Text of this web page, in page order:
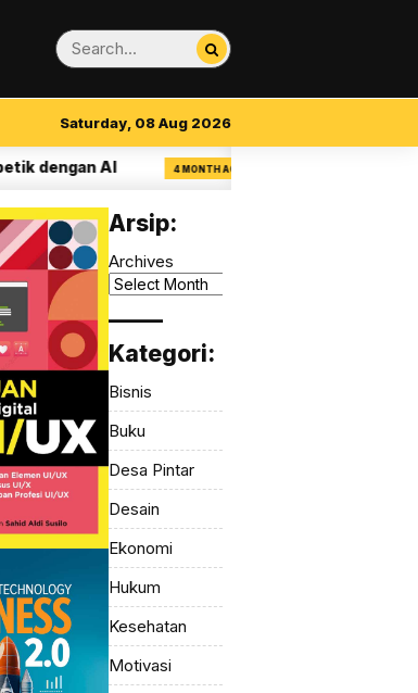
Saturday, 08 Aug 2026
AI 4 MONTH AGO 14 Aturan Visual Clarity
Arsip:
Archives
Kategori:
Bisnis
Buku
Desa Pintar
Desain
Ekonomi
Hukum
Kesehatan
Motivasi